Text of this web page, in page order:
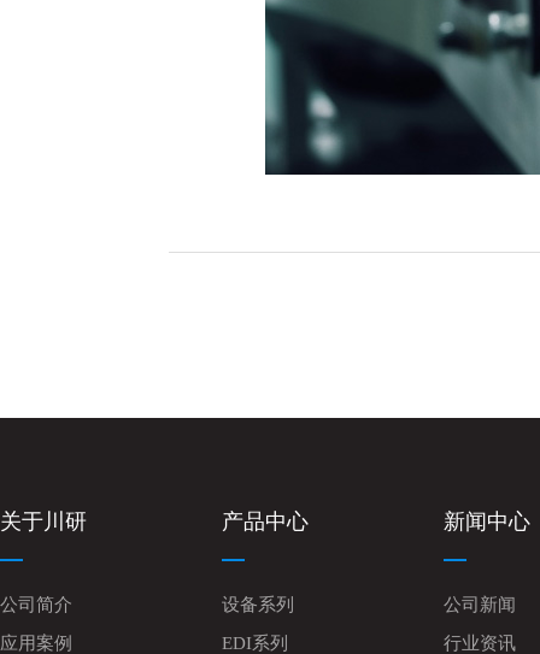
关于川研
公司简介
应用案例
产品中心
设备系列
EDI系列
新闻中心
公司新闻
行业资讯